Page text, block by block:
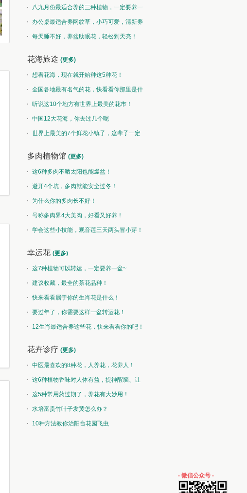
净！八九月份最适合养的三种植物，一定要养一
盆呀~
办公桌最适合养网纹草，小巧可爱，清新养
眼！每天睡不好，养盆助眠花，轻松到天亮！
花海旅途 (更多)
想看花海，现在就开始种这5种花！
全国各地最有名气的花，快看看你那里是什
么花儿！
听说这10个地方有世界上最美的花市！
中国12大花海，你去过几个呢
世界上最美的7个鲜花小镇子，这辈子一定
多肉植物馆 (更多)
这6种多肉不晒太阳也能爆盆！
避开4个坑，多肉就能安全过冬！
为什么你的多肉长不好！
号称多肉界4大美肉，好看又好养！
学会这些小技能，观音莲三天两头冒小芽！
幸运花 (更多)
这7种植物可以转运，一定要养一盆~
建议收藏，最全的茶花品种！
快来看看属于你的生肖花是什么！
要过年了，你需要这样一盆转运花！
12生肖最适合养这些花，快来看看你的吧！
花卉诊疗 (更多)
中医最喜欢的8种花，人养花，花养人！
这6种植物香味对人体有益，提神醒脑、让
你睡的香、身体棒。
这5种常用药过期了，养花有大妙用！
水培富贵竹叶子发黄怎么办？
10种方法教你治阳台花园飞虫
- 微信公众号 -